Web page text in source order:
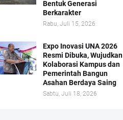
Bentuk Generasi
Berkarakter
Rabu, Juli 15, 2026
Expo Inovasi UNA 2026
Resmi Dibuka, Wujudkan
Kolaborasi Kampus dan
Pemerintah Bangun
Asahan Berdaya Saing
Sabtu, Juli 18, 2026